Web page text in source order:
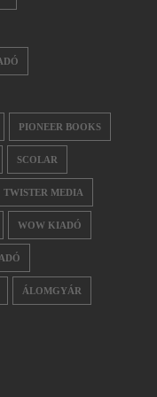
PIONEER BOOKS
SCOLAR
TWISTER MEDIA
WOW KIADÓ
ÁLOMGYÁR